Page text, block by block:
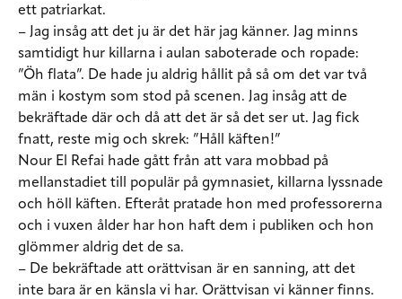
ett patriarkat.
– Jag insåg att det ju är det här jag känner. Jag minns
samtidigt hur killarna i aulan saboterade och ropade:
”Öh flata”. De hade ju aldrig hållit på så om det var två
män i kostym som stod på scenen. Jag insåg att de
bekräftade där och då att det är så det ser ut. Jag fick
fnatt, reste mig och skrek: ”Håll käften!”
Nour El Refai hade gått från att vara mobbad på
mellanstadiet till populär på gymnasiet, killarna lyssnade
och höll käften. Efteråt pratade hon med professorerna
och i vuxen ålder har hon haft dem i publiken och hon
glömmer aldrig det de sa.
– De bekräftade att orättvisan är en sanning, att det
inte bara är en känsla vi har. Orättvisan vi känner finns.